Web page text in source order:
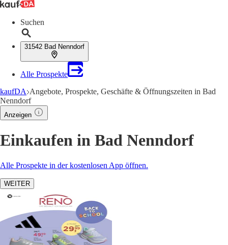
Suchen
31542 Bad Nenndorf
Alle Prospekte
kaufDA Angebote, Prospekte, Geschäfte & Öffnungszeiten in Bad
Nenndorf
Anzeigen
Einkaufen in Bad Nenndorf
Alle Prospekte in der kostenlosen App öffnen.
WEITER